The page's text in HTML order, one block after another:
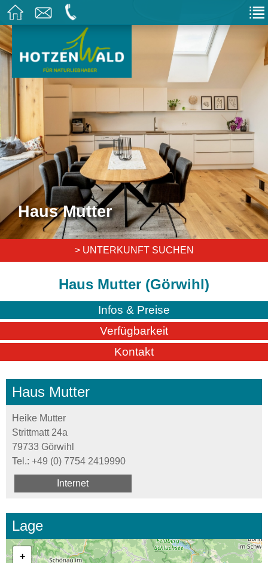
Haus Mutter
> UNTERKUNFT SUCHEN
Haus Mutter (Görwihl)
Infos & Preise
Verfügbarkeit
Kontakt
Haus Mutter
Heike Mutter
Strittmatt 24a
79733 Görwihl
Tel.: +49 (0) 7754 2419990
Internet
Lage
+